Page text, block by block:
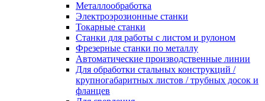
Металлообработка
Электроэрозионные станки
Токарные станки
Станки для работы с листом и рулоном
Фрезерные станки по металлу
Автоматические производственные линии
Для обработки стальных конструкций /
крупногабаритных листов / трубных досок и
фланцев